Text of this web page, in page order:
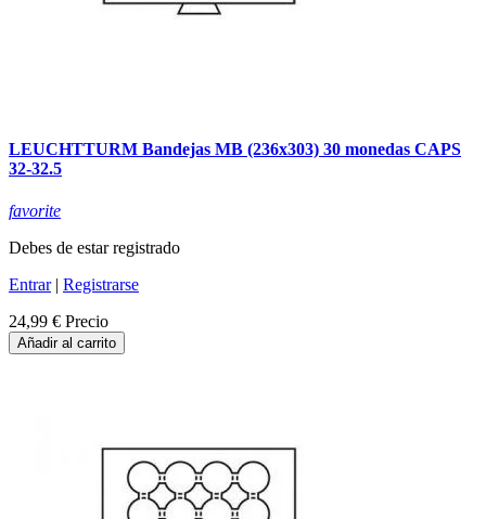
LEUCHTTURM Bandejas MB (236x303) 30 monedas CAPS
32-32.5
favorite
Debes de estar registrado
Entrar| Registrarse
24,99 € Precio
Añadir al carrito